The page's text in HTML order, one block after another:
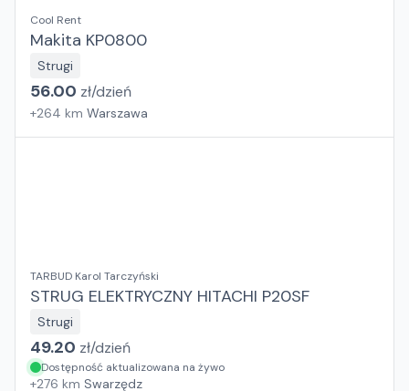
Cool Rent
Makita KP0800
Strugi
56.00 zł/dzień
+264 km Warszawa
TARBUD Karol Tarczyński
STRUG ELEKTRYCZNY HITACHI P20SF
Strugi
49.20 zł/dzień
Dostępność aktualizowana na żywo
+276 km Swarzędz